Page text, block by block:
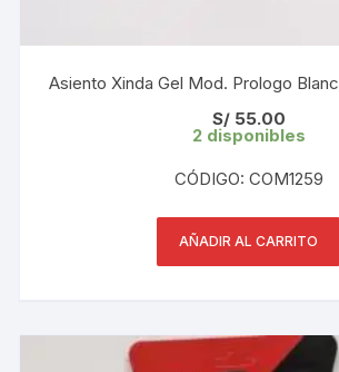
Asiento Xinda Gel Mod. Prologo
S/55.00
2 disponibles
CÓDIGO: COM1259
AÑADIR AL CARRITO